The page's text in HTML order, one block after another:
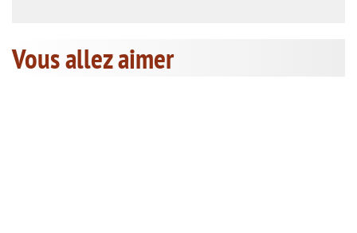
Vous allez aimer